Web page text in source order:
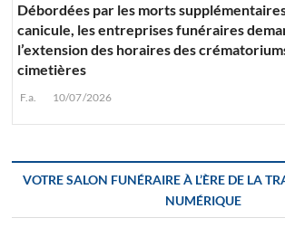
Débordées par les morts
canicule, les entreprises funéraires
l’extension des horaires des
cimetières
F.a. 10/07/2026
VOTRE SALON FUNÉRAIRE À L’ÈRE DE LA
NUMÉRIQUE